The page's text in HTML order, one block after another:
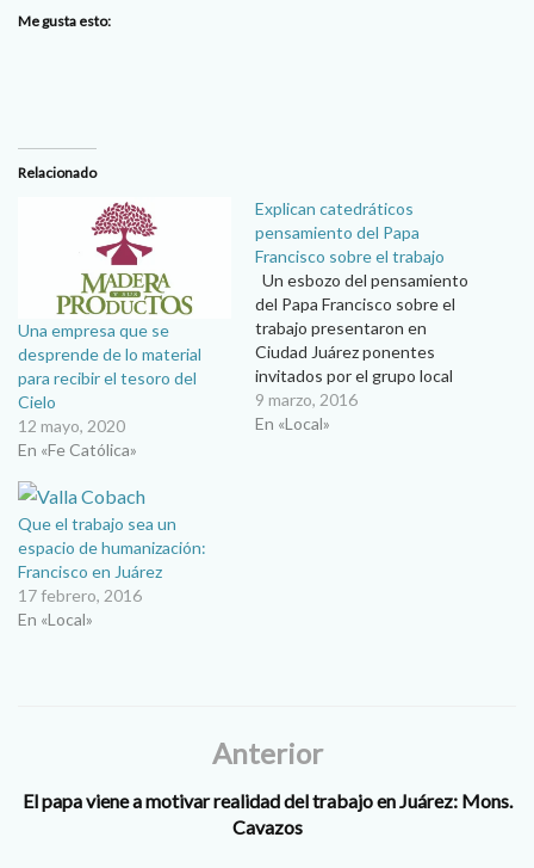
Me gusta esto:
Relacionado
Una empresa que se
desprende de lo material
para recibir el tesoro del
Cielo
12 mayo, 2020
En «Fe Católica»
Explican catedráticos
pensamiento del Papa
Francisco sobre el trabajo
Un esbozo del pensamiento
del Papa Francisco sobre el
trabajo presentaron en
Ciudad Juárez ponentes
invitados por el grupo local
de la Unión Social de
Empresarios de México. El
9 marzo, 2016
En «Local»
Que el trabajo sea un
espacio de humanización:
Francisco en Juárez
17 febrero, 2016
En «Local»
Anterior
El papa viene a motivar realidad del trabajo en Juárez: Mons.
Cavazos